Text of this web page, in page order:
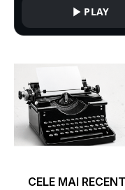
PLAY
CELE MAI